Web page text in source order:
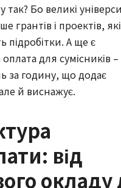
так? Бо великі
грантів і проектів, які
підробітки. А ще є
для сумісників –
за годину, що додає
й виснажує.
від
окладу